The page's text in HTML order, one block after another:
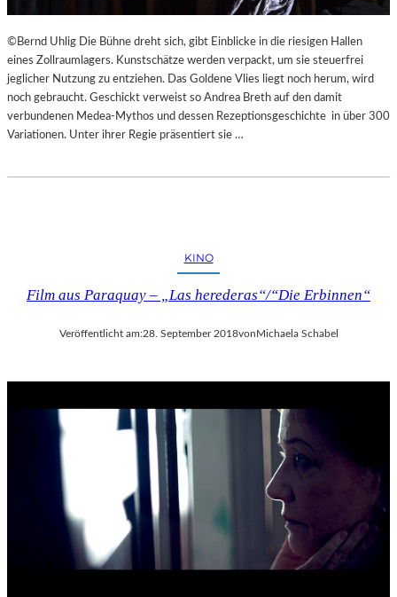
©Bernd Uhlig Die Bühne dreht sich, gibt Einblicke in die riesigen Hallen
eines Zollraumlagers. Kunstschätze werden verpackt, um sie steuerfrei
jeglicher Nutzung zu entziehen. Das Goldene Vlies liegt noch herum, wird
noch gebraucht. Geschickt verweist so Andrea Breth auf den damit
verbundenen Medea-Mythos und dessen Rezeptionsgeschichte in über 300
Variationen. Unter ihrer Regie präsentiert sie …
KINO
Film aus Paraquay – „Las herederas“/“Die Erbinnen“
Veröffentlicht am:28. September 2018von Michaela Schabel